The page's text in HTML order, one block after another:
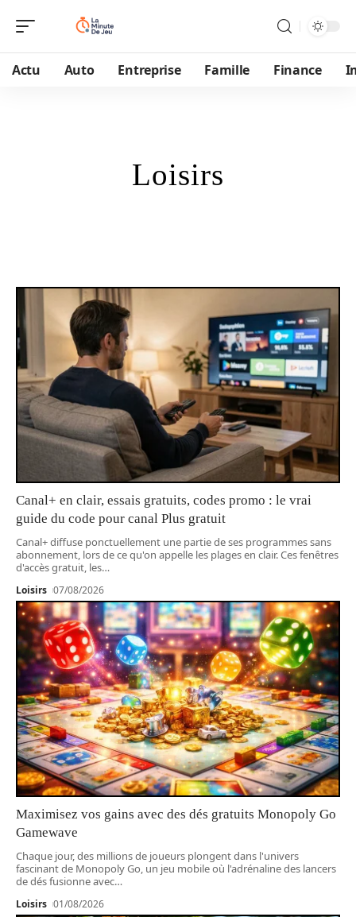
Actu Auto Entreprise Famille Finance
Loisirs
Canal+ en clair, essais gratuits, codes promo : le vrai
guide du code pour canal Plus gratuit
Canal+ diffuse ponctuellement une partie de ses programmes sans
abonnement, lors de ce qu'on appelle les plages en clair. Ces fenêtres
d'accès gratuit, les…
Loisirs 07/08/2026
Maximisez vos gains avec des dés gratuits Monopoly Go
Gamewave
Chaque jour, des millions de joueurs plongent dans l'univers
fascinant de Monopoly Go, un jeu mobile où l'adrénaline des lancers
de dés fusionne avec…
Loisirs 01/08/2026